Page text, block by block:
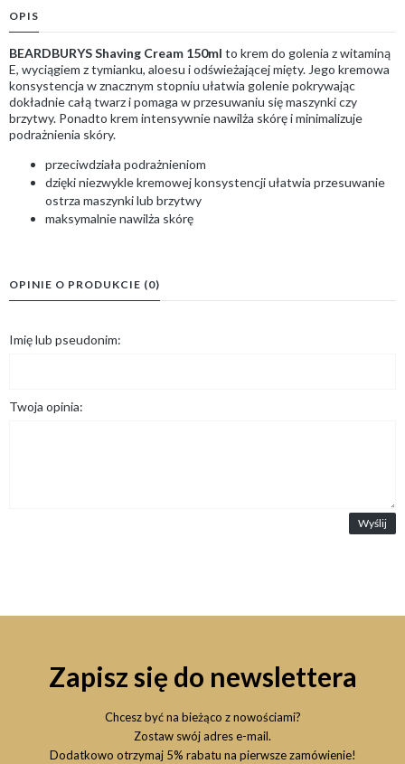
OPIS
BEARDBURYS Shaving Cream 150ml to krem do golenia z witaminą
E, wyciągiem z tymianku, aloesu i odświeżającej mięty. Jego kremowa
konsystencja w znacznym stopniu ułatwia golenie pokrywając
dokładnie całą twarz i pomaga w przesuwaniu się maszynki czy
brzytwy. Ponadto krem intensywnie nawilża skórę i minimalizuje
podrażnienia skóry.
przeciwdziała podrażnieniom
dzięki niezwykle kremowej konsystencji ułatwia przesuwanie
ostrza maszynki lub brzytwy
maksymalnie nawilża skórę
OPINIE O PRODUKCIE (0)
Imię lub pseudonim:
Twoja opinia:
Wyślij
Zapisz się do newslettera
Chcesz być na bieżąco z nowościami?
Zostaw swój adres e-mail.
Dodatkowo otrzymaj 5% rabatu na pierwsze zamówienie!